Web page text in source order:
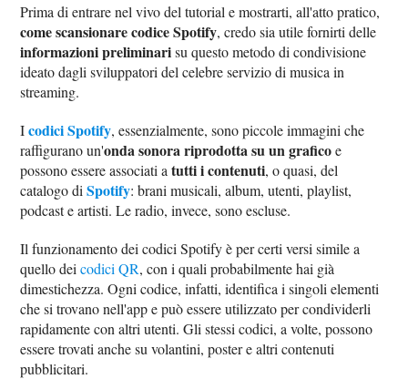
Prima di entrare nel vivo del tutorial e mostrarti, all'atto pratico,
come scansionare codice Spotify, credo sia utile fornirti delle
informazioni preliminarisu questo metodo di condivisione
ideato dagli sviluppatori del celebre servizio di musica in
streaming.
Icodici Spotify, essenzialmente, sono piccole immagini che
raffigurano un'onda sonora riprodotta su un graficoe
possono essere associati atutti i contenuti, o quasi, del
catalogo diSpotify: brani musicali, album, utenti, playlist,
podcast e artisti. Le radio, invece, sono escluse.
Il funzionamento dei codici Spotify è per certi versi simile a
quello deicodici QR, con i quali probabilmente hai già
dimestichezza. Ogni codice, infatti, identifica i singoli elementi
che si trovano nell'app e può essere utilizzato per condividerli
rapidamente con altri utenti. Gli stessi codici, a volte, possono
essere trovati anche su volantini, poster e altri contenuti
pubblicitari.